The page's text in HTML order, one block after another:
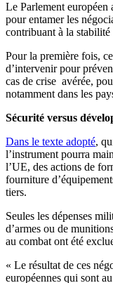
Le Parlement européen
pour entamer les
contribuant à la
Pour la première fois,
d’intervenir pour
cas de crise avérée,
notamment dans les
Sécurité versus
Dans le texte adopté,
l’instrument pourra
l’UE, des actions de
fourniture
tiers.
Seules les dépenses
d’armes ou de
au combat ont été
« Le résultat de ces
européennes qui sont